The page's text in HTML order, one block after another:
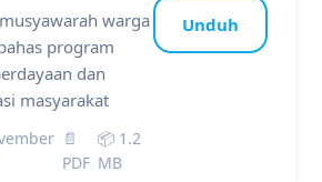
warga
program
dan
masyarakat
📄
PDF
📦 1.2
MB
Unduh